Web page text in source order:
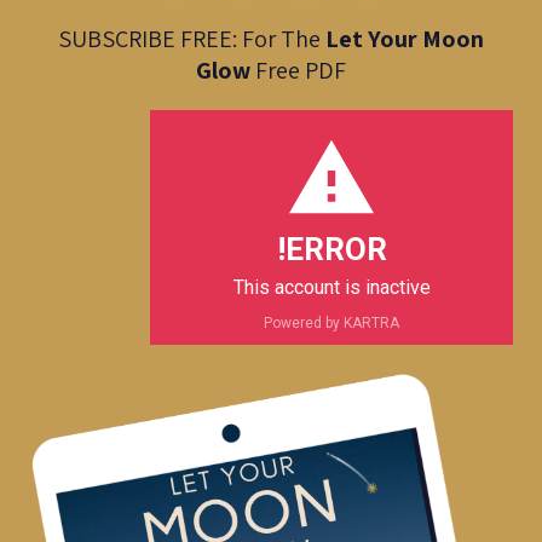
c
e
o
k
s
t
a
g
a
m
a
t
s
a
v
e
o
SUBSCRIBE FREE: For The Let Your Moon
Glow Free PDF
ERROR!
This account is inactive
Powered by KARTRA